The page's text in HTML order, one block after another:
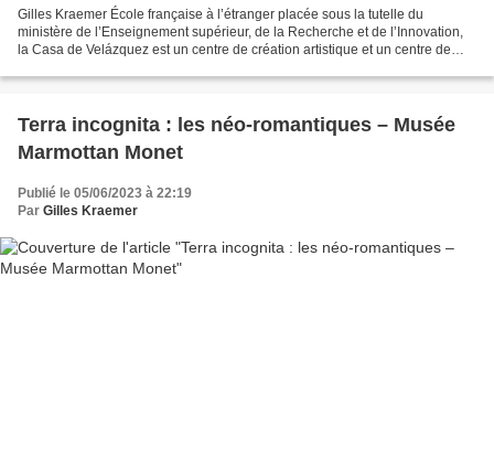
Gilles Kraemer École française à l’étranger placée sous la tutelle du
ministère de l’Enseignement supérieur, de la Recherche et de l’Innovation,
la Casa de Velázquez est un centre de création artistique et un centre de
​​​​​​​Terra incognita : les néo-romantiques – Musée
Marmottan Monet
Publié le 05/06/2023 à 22:19
Par Gilles Kraemer